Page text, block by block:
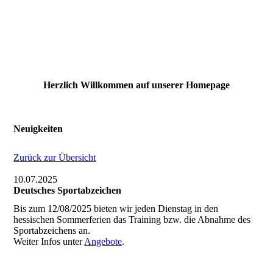
Herzlich Willkommen auf unserer Homepage
Neuigkeiten
Zurück zur Übersicht
10.07.2025
Deutsches Sportabzeichen
Bis zum 12/08/2025 bieten wir jeden Dienstag in den
hessischen Sommerferien das Training bzw. die Abnahme des
Sportabzeichens an.
Weiter Infos unterAngebote.